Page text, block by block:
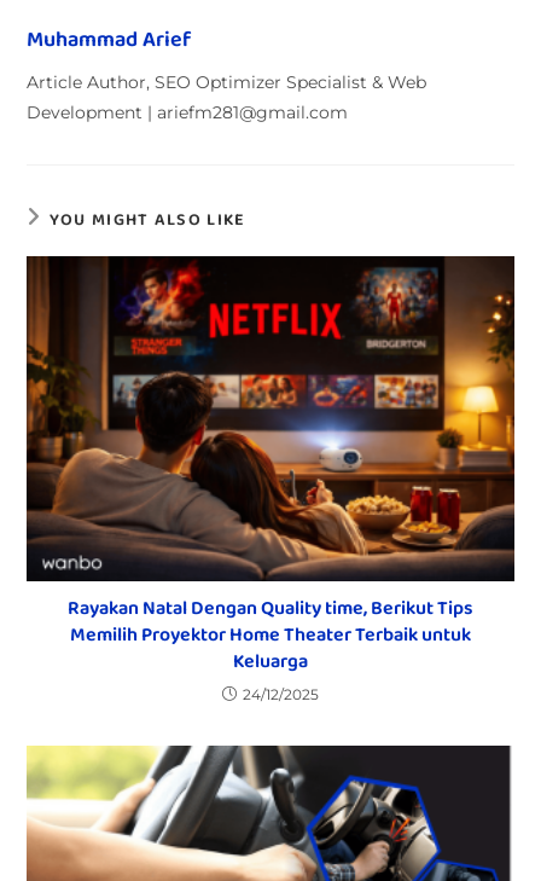
Muhammad Arief
Article Author, SEO Optimizer Specialist & Web
Development | ariefm281@gmail.com
YOU MIGHT ALSO LIKE
Rayakan Natal Dengan Quality time, Berikut Tips
Memilih Proyektor Home Theater Terbaik untuk
Keluarga
24/12/2025